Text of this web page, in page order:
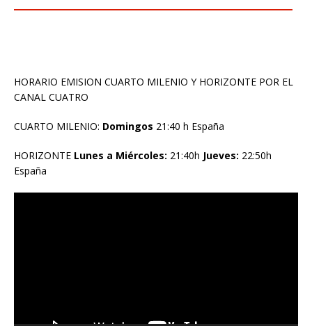
HORARIO EMISION CUARTO MILENIO Y HORIZONTE POR EL
CANAL CUATRO
CUARTO MILENIO: Domingos 21:40 h España
HORIZONTE Lunes a Miércoles: 21:40h Jueves: 22:50h
España